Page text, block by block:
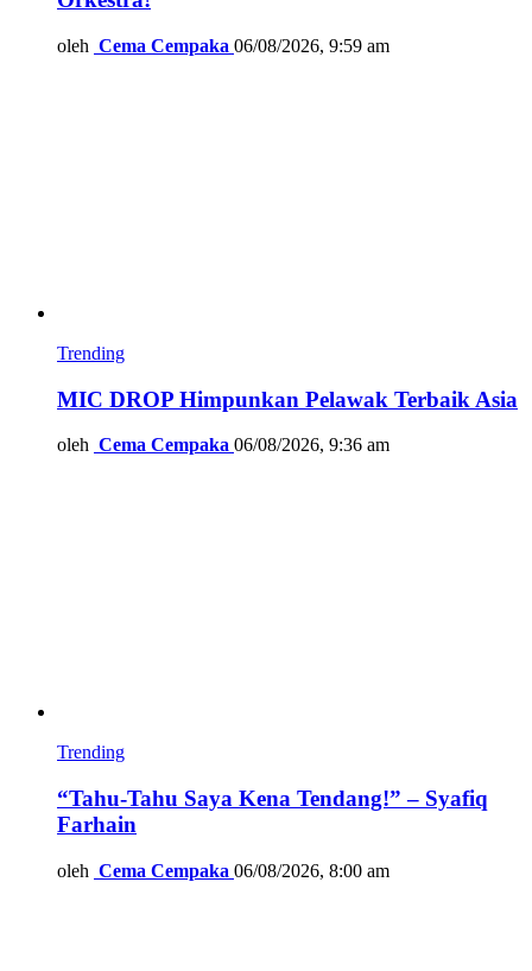
oleh Cema Cempaka 06/08/2026, 9:59 am
Trending
MIC DROP Himpunkan Pelawak Terbaik Asia
oleh Cema Cempaka 06/08/2026, 9:36 am
Trending
“Tahu-Tahu Saya Kena Tendang!” – Syafiq
Farhain
oleh Cema Cempaka 06/08/2026, 8:00 am